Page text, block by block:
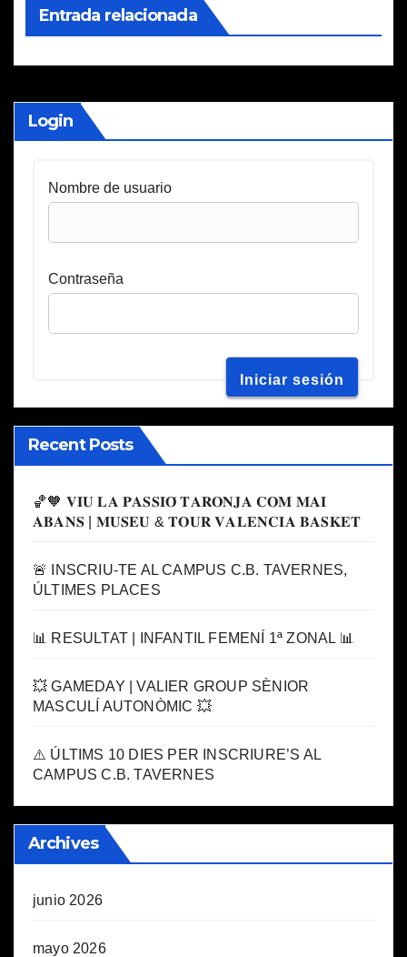
Entrada relacionada
Login
Nombre de usuario
Contraseña
Recent Posts
🏀🧡 𝐕𝐈𝐔 𝐋𝐀 𝐏𝐀𝐒𝐒𝐈𝐎́ 𝐓𝐀𝐑𝐎𝐍𝐉𝐀 𝐂𝐎𝐌 𝐌𝐀𝐈
𝐀𝐁𝐀𝐍𝐒 | 𝐌𝐔𝐒𝐄𝐔 & 𝐓𝐎𝐔𝐑 𝐕𝐀𝐋𝐄𝐍𝐂𝐈𝐀 𝐁𝐀𝐒𝐊𝐄𝐓
🚨 INSCRIU-TE AL CAMPUS C.B. TAVERNES,
ÚLTIMES PLACES
📊 RESULTAT | INFANTIL FEMENÍ 1ª ZONAL 📊
💥 GAMEDAY | VALIER GROUP SÈNIOR
MASCULÍ AUTONÒMIC 💥
⚠️ ÚLTIMS 10 DIES PER INSCRIURE’S AL
CAMPUS C.B. TAVERNES
Archives
junio 2026
mayo 2026